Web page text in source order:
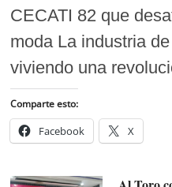
CECATI 82 que
moda La industria
viviendo una
Comparte esto:
Facebook X